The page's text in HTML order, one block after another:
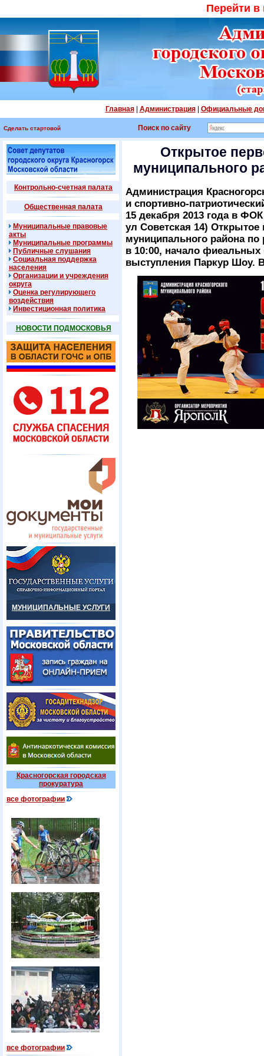
Перейти
Главная| Администрация| Официальные
Сделать стартовой Поиск по сайту
Контрольно-счетная палата
Общественная палата
Муниципальные правовые
акты
Муниципальные программы
Публичные слушания
Социальная поддержка
населения
Организации и учреждения
округа
Оценка регулирующего
воздействия
Инвестиционная политика
НОВОСТИ ПОДМОСКОВЬЯ
МУНИЦИПАЛЬНЫЕ УСЛУГИ
Красногорская городская
прокуратура
все фотографии
все фотографии
Открытое
муниципального
Администрация
и спортивно-
15 декабря 2013 года в
ул Советская 14) Открытое
муниципального района
в 10:00, начало
выступления Паркур Шоу.